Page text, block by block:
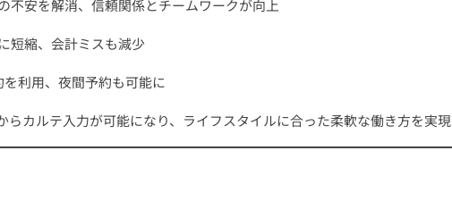
不安を解消、信頼関係とチームワークが向上
短縮、会計ミスも減少
利用、夜間予約も可能に
らカルテ入力が可能になり、ライフスタイルに合った柔軟な働き方を実現